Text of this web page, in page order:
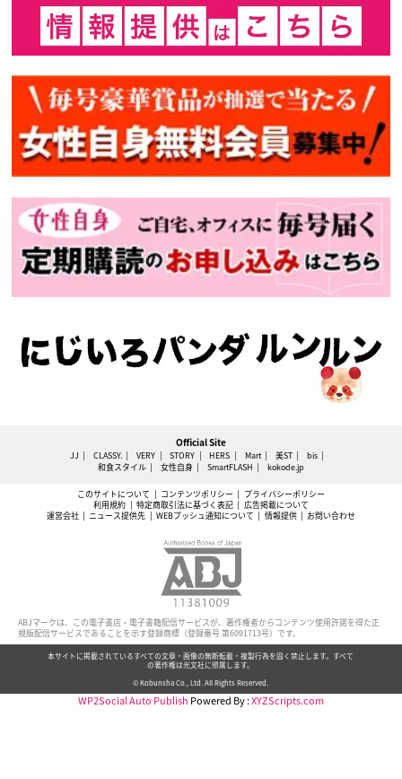
Official Site
JJ CLASSY. VERY STORY HERS Mart 美ST
bis
和食スタイル
女性自身 SmartFLASH kokode.jp
このサイトについて コンテンツポリシー
プライバシーポリシー
利用規約
特定商取引法に基づく表記
広告掲載について
運営会社
ニュース提供先 WEBプッシュ通知について 情報提供 お問い合わせ
ABJマークは、この電子書店・電子書籍配信サービスが、著作権者からコンテンツ使用許諾を得た正
規版配信サービスであることを示す登録商標（登録番号 第6091713号）です。
本サイトに掲載されているすべての文章・画像の無断転載・複製行為を固く禁止します。すべて
の著作権は光文社に帰属します。
© Kobunsha Co., Ltd. All Rights Reserved.
WP2Social Auto Publish Powered By :XYZScripts.com